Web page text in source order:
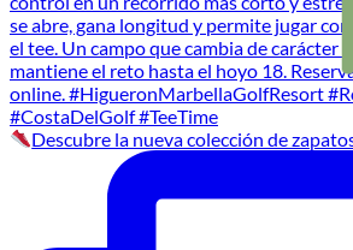
Descubre la nueva colección de